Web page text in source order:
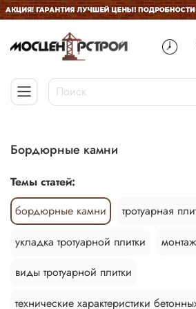
бордюрные камни
Темы статей:
бордюрные камни
тротуарная
укладка тротуарной плитки
виды тротуарной плитки
технические характеристики